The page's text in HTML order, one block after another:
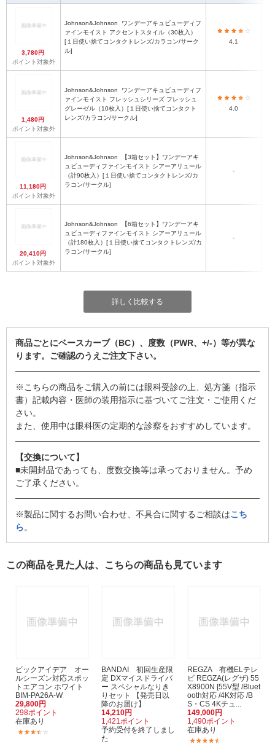
3,780円
ポイント対象外
Johnson&Johnson
ァインモイスト アクセントスタイル（30枚入）
[１日使い捨てコンタクトレンズ/カラコン/サーク
ル]
4.1
1,480円
ポイント対象外
Johnson&Johnson
ァインモイスト フレッシュシリーズ フレッシュ
グレーゼル（10枚入）[１日使い捨てコンタクト
レンズ/カラコン/サークル]
4.0
11,180円
ポイント対象外
Johnson&Johnson
ュビューディファインモイスト シアーアリュール
（計90枚入）[１日使い捨てコンタクトレンズ/カ
ラコン/サークル]
-
20,410円
ポイント対象外
Johnson&Johnson
ュビューディファインモイスト シアーアリュール
（計180枚入）[１日使い捨てコンタクトレンズ/カ
ラコン/サークル]
-
詳しく比較する
商品ごとにベースカーブ（BC）、度数（PWR、+/-）等が異な
ります。ご確認のうえご注文下さい。
※こちらの商品をご購入の前には眼科受診の上、処方箋（指示
書）記載内容・医師の装用指示に基づいてご注文・ご使用くだ
さい。
また、使用中は眼科医の定期的な診察をおすすめしています。
【交換について】
■未開封品であっても、度数交換等は承っておりません。予め
ご了承ください。
※製品に関するお問い合わせ、不具合に関するご相談はこち
ら。
この商品を見た人は、こちらの商品も見ています
ビックアイデア オー
ルシーズン対応スポッ
トエアコン ホワイト
BIM-PA26A-W
29,800円
298ポイント
在庫あり
BANDAI 初回生産限
定 DXマイスドライバ
ー スペシャルなりき
りセット 【発売日以
降のお届け】
14,210円
1,421ポイント
予約受付を終了しまし
た
REGZA 有機ELテレ
ビ REGZA(レグザ) 55
X8900N [55V型 /Bluet
ooth対応 /4K対応 /B
S・CS 4Kチュ...
149,000円
1,490ポイント
在庫あり